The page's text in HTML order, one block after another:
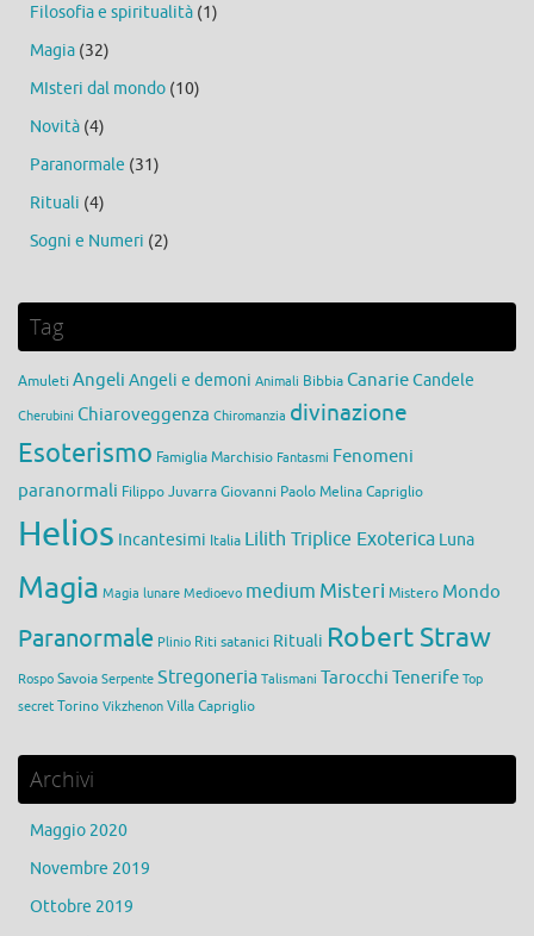
Filosofia e spiritualità (1)
Magia (32)
MIsteri dal mondo (10)
Novità (4)
Paranormale (31)
Rituali (4)
Sogni e Numeri (2)
Tag
Amuleti Angeli Angeli e demoni Animali Bibbia CanarieCandele
Cherubini Chiaroveggenza Chiromanzia divinazione
Esoterismo Famiglia Marchisio Fantasmi Fenomeni
paranormali Filippo JuvarraGiovanni Paolo Melina Capriglio
Helios Incantesimi Italia Lilith Triplice Exoterica Luna
Magia Magia lunare Medioevo medium Misteri Mistero Mondo
Paranormale Plinio Riti satanici Rituali Robert Straw
Rospo Savoia Serpente Stregoneria Talismani Tarocchi Tenerife Top
secret Torino Vikzhenon Villa Capriglio
Archivi
Maggio 2020
Novembre 2019
Ottobre 2019